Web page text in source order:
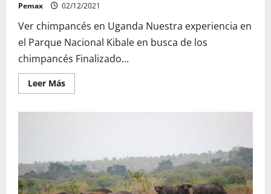
Pemax 02/12/2021
Ver chimpancés en Uganda Nuestra experiencia en
el Parque Nacional Kibale en busca de los
chimpancés Finalizado...
Leer MásLeer
más
Kibale